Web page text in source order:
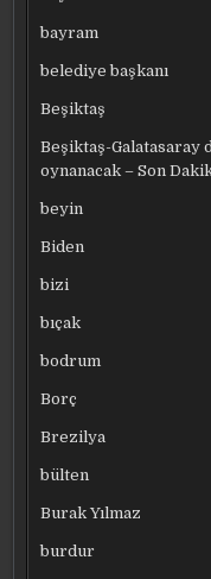
bayram
belediye başkanı
Beşiktaş
Beşiktaş-Galatasaray
oynanacak – Son
beyin
Biden
bizi
bıçak
bodrum
Borç
Brezilya
bülten
Burak Yılmaz
burdur